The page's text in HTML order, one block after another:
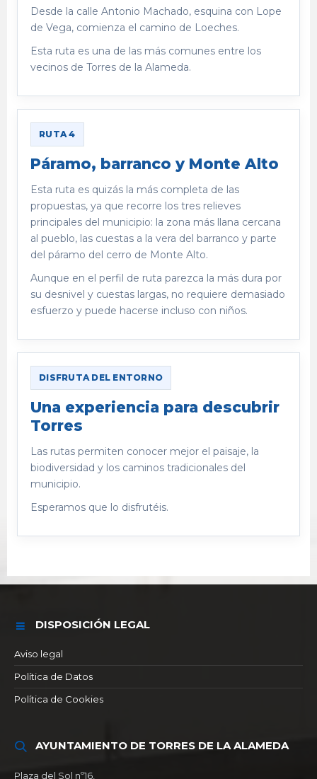
Desde la calle Antonio Machado, esquina con Lope
de Vega, comienza el camino de Loeches.
Esta ruta es una de las más comunes entre los
vecinos de Torres de la Alameda.
RUTA 4
Páramo, barranco y Monte Alto
Esta ruta es quizás la más completa de las
propuestas, ya que recorre los tres relieves
principales del municipio: la zona más llana cercana
al pueblo, las cuestas a la vera del barranco y parte
del páramo del cerro de Monte Alto.
Aunque en el perfil de ruta parezca la más dura por
su desnivel y cuestas largas, no requiere demasiado
esfuerzo y puede hacerse incluso con niños.
DISFRUTA DEL ENTORNO
Una experiencia para descubrir
Torres
Las rutas permiten conocer mejor el paisaje, la
biodiversidad y los caminos tradicionales del
municipio.
Esperamos que lo disfrutéis.
DISPOSICIÓN LEGAL
Aviso legal
Política de Datos
Política de Cookies
AYUNTAMIENTO DE TORRES DE LA ALAMEDA
Plaza del Sol nº16,